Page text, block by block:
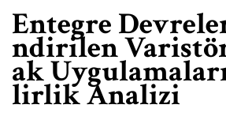
Entegre
ndirilen
ak
lirlik Analizi